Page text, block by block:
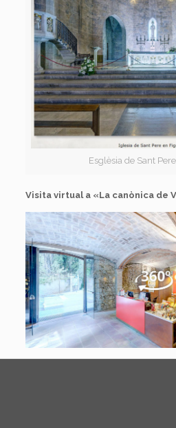
Esglèsia de Sant
Visita virtual a «La canònica de